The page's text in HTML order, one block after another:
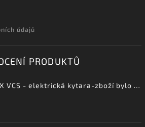
údajů
PRODUKTŮ
Aria PE DLX VCS - elektrická kytara-zboží bylo vystaveno na prodejně